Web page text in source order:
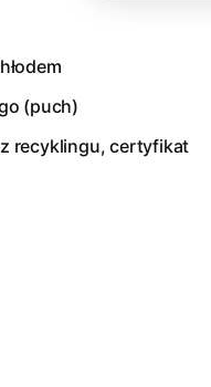
(puch)
recyklingu, certyfikat